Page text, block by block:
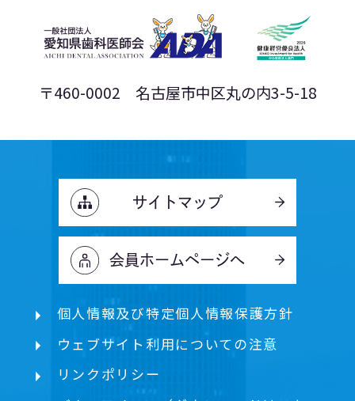
〒460-0002 名古屋市中区丸の内3-5-18
サイトマップ
会員ホームページへ
個人情報及び特定個人情報保護方針
ウェブサイト利用についての注意
リンクポリシー